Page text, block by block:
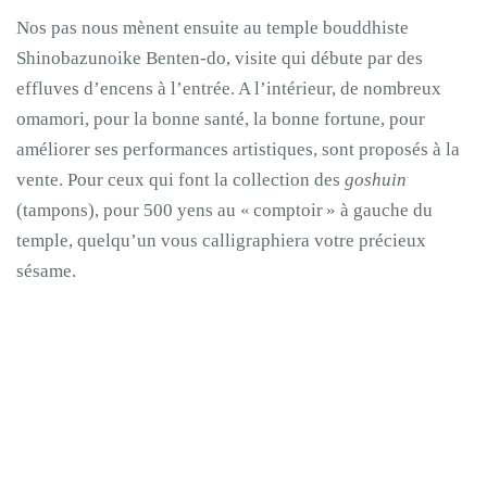
Nos pas nous mènent ensuite au temple bouddhiste
Shinobazunoike Benten-do, visite qui débute par des
effluves d’encens à l’entrée. A l’intérieur, de nombreux
omamori, pour la bonne santé, la bonne fortune, pour
améliorer ses performances artistiques, sont proposés à la
vente. Pour ceux qui font la collection des goshuin
(tampons), pour 500 yens au « comptoir » à gauche du
temple, quelqu’un vous calligraphiera votre précieux
sésame.